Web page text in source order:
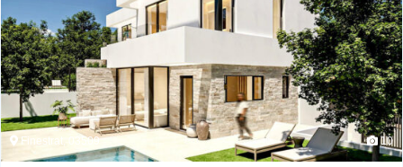
Finestrat, 03509 10